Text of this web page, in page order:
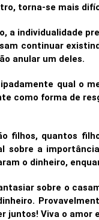
torna-se mais
a individualidade
continuar
anular um deles.
qual o
como forma de
filhos, quantos
sobre a
o dinheiro,
sobre o
juntos! Viva o amor